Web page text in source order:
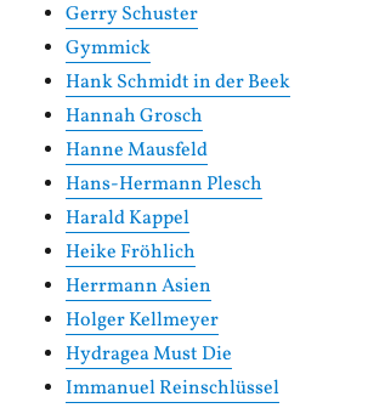
Gerry Schuster
Gymmick
Hank Schmidt in der Beek
Hannah Grosch
Hanne Mausfeld
Hans-Hermann Plesch
Harald Kappel
Heike Fröhlich
Herrmann Asien
Holger Kellmeyer
Hydragea Must Die
Immanuel Reinschlüssel